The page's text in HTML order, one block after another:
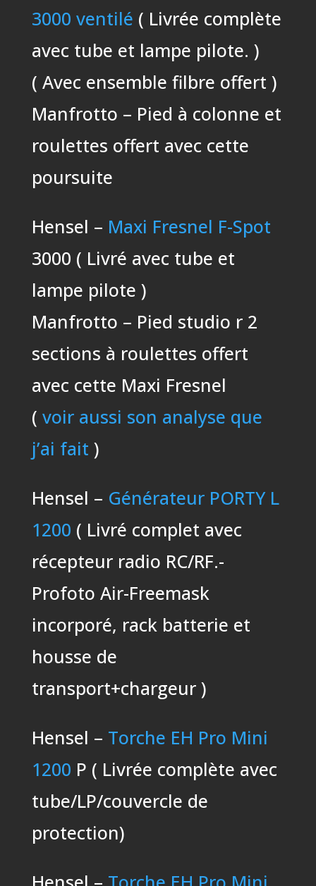
3000 ventilé ( Livrée complète
avec tube et lampe pilote. )
( Avec ensemble filbre offert )
Manfrotto – Pied à colonne et
roulettes offert avec cette
poursuite
Hensel – Maxi Fresnel F-Spot
3000 ( Livré avec tube et
lampe pilote )
Manfrotto – Pied studio r 2
sections à roulettes offert
avec cette Maxi Fresnel
( voir aussi son analyse que
j’ai fait )
Hensel – Générateur PORTY L
1200 ( Livré complet avec
récepteur radio RC/RF.-
Profoto Air-Freemask
incorporé, rack batterie et
housse de
transport+chargeur )
Hensel – Torche EH Pro Mini
1200 P ( Livrée complète avec
tube/LP/couvercle de
protection)